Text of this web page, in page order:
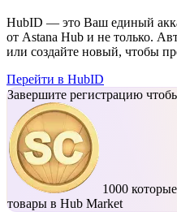
HubID — это Ваш единый
от Astana Hub и не только.
или создайте новый, чтобы
Перейти в HubID
Завершите регистрацию
1000
товары в Hub Market